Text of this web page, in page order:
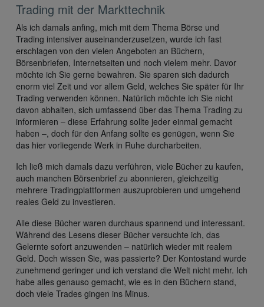
Trading mit der Markttechnik
Als ich damals anfing, mich mit dem Thema Börse und
Trading intensiver auseinanderzusetzen, wurde ich fast
erschlagen von den vielen Angeboten an Büchern,
Börsenbriefen, Internetseiten und noch vielem mehr. Davor
möchte ich Sie gerne bewahren. Sie sparen sich dadurch
enorm viel Zeit und vor allem Geld, welches Sie später für Ihr
Trading verwenden können. Natürlich möchte ich Sie nicht
davon abhalten, sich umfassend über das Thema Trading zu
informieren – diese Erfahrung sollte jeder einmal gemacht
haben –, doch für den Anfang sollte es genügen, wenn Sie
das hier vorliegende Werk in Ruhe durcharbeiten.
Ich ließ mich damals dazu verführen, viele Bücher zu kaufen,
auch manchen Börsenbrief zu abonnieren, gleichzeitig
mehrere Tradingplattformen auszuprobieren und umgehend
reales Geld zu investieren.
Alle diese Bücher waren durchaus spannend und interessant.
Während des Lesens dieser Bücher versuchte ich, das
Gelernte sofort anzuwenden – natürlich wieder mit realem
Geld. Doch wissen Sie, was passierte? Der Kontostand wurde
zunehmend geringer und ich verstand die Welt nicht mehr. Ich
habe alles genauso gemacht, wie es in den Büchern stand,
doch viele Trades gingen ins Minus.